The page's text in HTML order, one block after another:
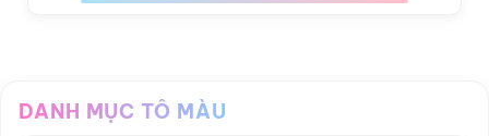
DANH MỤC TÔ MÀU